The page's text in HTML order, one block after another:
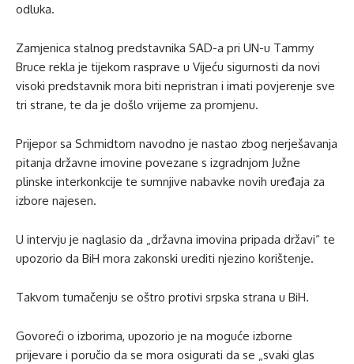
odluka.
Zamjenica stalnog predstavnika SAD-a pri UN-u Tammy
Bruce rekla je tijekom rasprave u Vijeću sigurnosti da novi
visoki predstavnik mora biti nepristran i imati povjerenje sve
tri strane, te da je došlo vrijeme za promjenu.
Prijepor sa Schmidtom navodno je nastao zbog nerješavanja
pitanja državne imovine povezane s izgradnjom Južne
plinske interkonkcije te sumnjive nabavke novih uređaja za
izbore najesen.
U intervju je naglasio da „državna imovina pripada državi“ te
upozorio da BiH mora zakonski urediti njezino korištenje.
Takvom tumačenju se oštro protivi srpska strana u BiH.
Govoreći o izborima, upozorio je na moguće izborne
prijevare i poručio da se mora osigurati da se „svaki glas